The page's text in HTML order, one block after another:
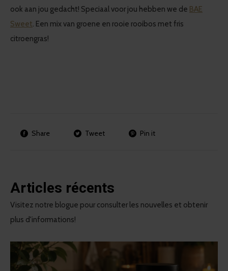
ook aan jou gedacht! Speciaal voor jou hebben we de BAE
Sweet. Een mix van groene en rooie rooibos met fris
citroengras!
Share Tweet Pin it
Articles récents
Visitez notre blogue pour consulter les nouvelles et obtenir
plus d'informations!